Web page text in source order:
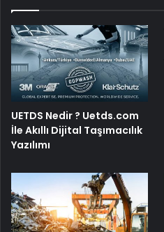
UETDS Nedir ? Uetds.com
İle Akıllı Dijital Taşımacılık
Yazılımı